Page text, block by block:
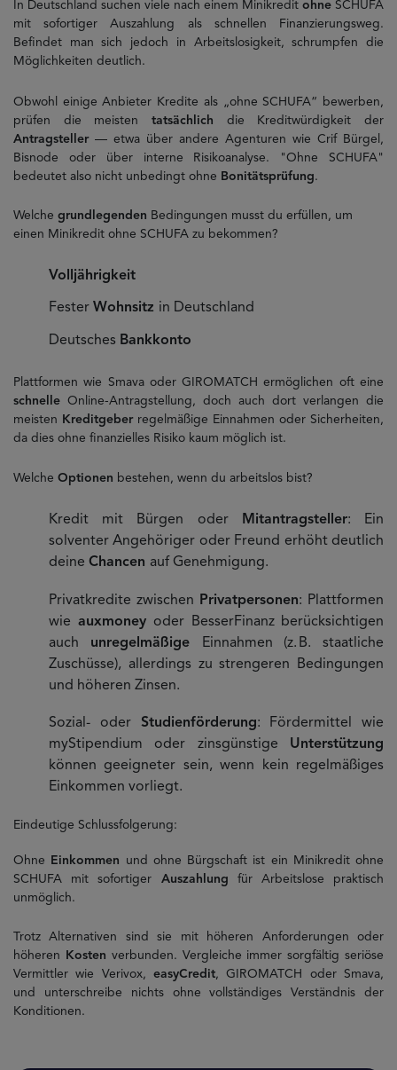
In Deutschland suchen viele nach einem Minikredit ohne SCHUFA
mit sofortiger Auszahlung als schnellen Finanzierungsweg.
Befindet man sich jedoch in Arbeitslosigkeit, schrumpfen die
Möglichkeiten deutlich.
Obwohl einige Anbieter Kredite als „ohne SCHUFA“ bewerben,
prüfen die meisten tatsächlich die Kreditwürdigkeit der
Antragsteller— etwa über andere Agenturen wie Crif Bürgel,
Bisnode oder über interne Risikoanalyse. "Ohne SCHUFA"
bedeutet also nicht unbedingt ohne Bonitätsprüfung.
Welche grundlegenden Bedingungen musst du erfüllen, um
einen Minikredit ohne SCHUFA zu bekommen?
Volljährigkeit
Fester Wohnsitz in Deutschland
Deutsches Bankkonto
Plattformen wie Smava oder GIROMATCH ermöglichen oft eine
schnelle Online-Antragstellung, doch auch dort verlangen die
meisten
Kreditgeber regelmäßige Einnahmen oder Sicherheiten,
da dies ohne finanzielles Risiko kaum möglich ist.
Welche Optionen bestehen, wenn du arbeitslos bist?
Kredit mit Bürgen oder Mitantragsteller: Ein
solventer Angehöriger oder Freund erhöht deutlich
deine Chancen auf Genehmigung.
Privatkredite zwischen Privatpersonen: Plattformen
wie auxmoney oder BesserFinanz berücksichtigen
auch unregelmäßige
Einnahmen (z. B. staatliche
Zuschüsse), allerdings zu strengeren Bedingungen
und höheren Zinsen.
Sozial- oder Studienförderung: Fördermittel wie
myStipendium oder zinsgünstige Unterstützung
können geeigneter sein, wenn kein regelmäßiges
Einkommen vorliegt.
Eindeutige Schlussfolgerung:
Ohne Einkommen
und ohne Bürgschaft ist ein Minikredit ohne
SCHUFA mit sofortiger Auszahlung für Arbeitslose praktisch
unmöglich.
Trotz Alternativen sind sie mit höheren Anforderungen oder
höheren
Kosten verbunden. Vergleiche immer sorgfältig seriöse
Vermittler wie Verivox, easyCredit, GIROMATCH oder Smava,
und unterschreibe nichts ohne vollständiges Verständnis der
Konditionen.